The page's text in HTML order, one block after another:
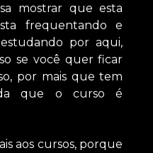
mostrar que esta
frequentando e
por aqui,
se você quer ficar
por mais que tem
que o curso é
aos cursos, porque